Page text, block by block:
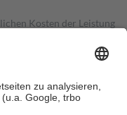
Kosten der Leistung